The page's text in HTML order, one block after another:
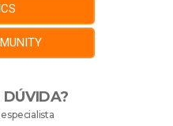
DÚVIDA?